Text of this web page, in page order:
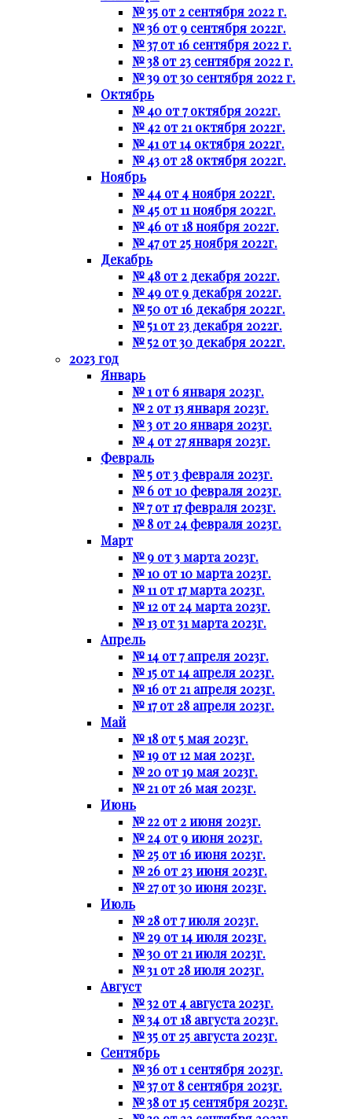
№ 35 от 2 сентября 2022 г.
№ 36 от 9 сентября 2022г.
№ 37 от 16 сентября 2022 г.
№ 38 от 23 сентября 2022 г.
№ 39 от 30 сентября 2022 г.
Октябрь
№ 40 от 7 октября 2022г.
№ 42 от 21 октября 2022г.
№ 41 от 14 октября 2022г.
№ 43 от 28 октября 2022г.
Ноябрь
№ 44 от 4 ноября 2022г.
№ 45 от 11 ноября 2022г.
№ 46 от 18 ноября 2022г.
№ 47 от 25 ноября 2022г.
Декабрь
№ 48 от 2 декабря 2022г.
№ 49 от 9 декабря 2022г.
№ 50 от 16 декабря 2022г.
№ 51 от 23 декабря 2022г.
№ 52 от 30 декабря 2022г.
2023 год
Январь
№ 1 от 6 января 2023г.
№ 2 от 13 января 2023г.
№ 3 от 20 января 2023г.
№ 4 от 27 января 2023г.
Февраль
№ 5 от 3 февраля 2023г.
№ 6 от 10 февраля 2023г.
№ 7 от 17 февраля 2023г.
№ 8 от 24 февраля 2023г.
Март
№ 9 от 3 марта 2023г.
№ 10 от 10 марта 2023г.
№ 11 от 17 марта 2023г.
№ 12 от 24 марта 2023г.
№ 13 от 31 марта 2023г.
Апрель
№ 14 от 7 апреля 2023г.
№ 15 от 14 апреля 2023г.
№ 16 от 21 апреля 2023г.
№ 17 от 28 апреля 2023г.
Май
№ 18 от 5 мая 2023г.
№ 19 от 12 мая 2023г.
№ 20 от 19 мая 2023г.
№ 21 от 26 мая 2023г.
Июнь
№ 22 от 2 июня 2023г.
№ 24 от 9 июня 2023г.
№ 25 от 16 июня 2023г.
№ 26 от 23 июня 2023г.
№ 27 от 30 июня 2023г.
Июль
№ 28 от 7 июля 2023г.
№ 29 от 14 июля 2023г.
№ 30 от 21 июля 2023г.
№ 31 от 28 июля 2023г.
Август
№ 32 от 4 августа 2023г.
№ 34 от 18 августа 2023г.
№ 35 от 25 августа 2023г.
Сентябрь
№ 36 от 1 сентября 2023г.
№ 37 от 8 сентября 2023г.
№ 38 от 15 сентября 2023г.